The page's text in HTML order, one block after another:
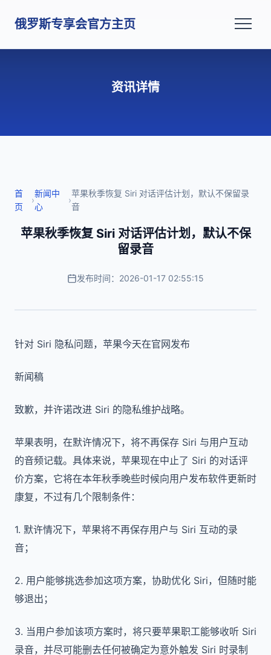
俄罗斯专享会官方主页
资讯详情
首
页
›
新闻中
心
›
苹果秋季恢复 Siri 对话评估计划，默认不保留录
音
苹果秋季恢复 Siri 对话评估计划，默认不保
留录音
发布时间：2026-01-17 02:55:15
针对 Siri 隐私问题，苹果今天在官网发布
新闻稿
致歉，并许诺改进 Siri 的隐私维护战略。
苹果表明，在默许情况下，将不再保存 Siri 与用户互动
的音频记载。具体来说，苹果现在中止了 Siri 的对话评
价方案，它将在本年秋季晚些时候向用户发布软件更新时
康复，不过有几个限制条件：
1. 默许情况下，苹果将不再保存用户与 Siri 互动的录
音；
2. 用户能够挑选参加这项方案，协助优化 Siri，但随时能
够退出；
3. 当用户参加该项方案时，将只要苹果职工能够收听 Siri
录音，并尽可能删去任何被确定为意外触发 Siri 时录制